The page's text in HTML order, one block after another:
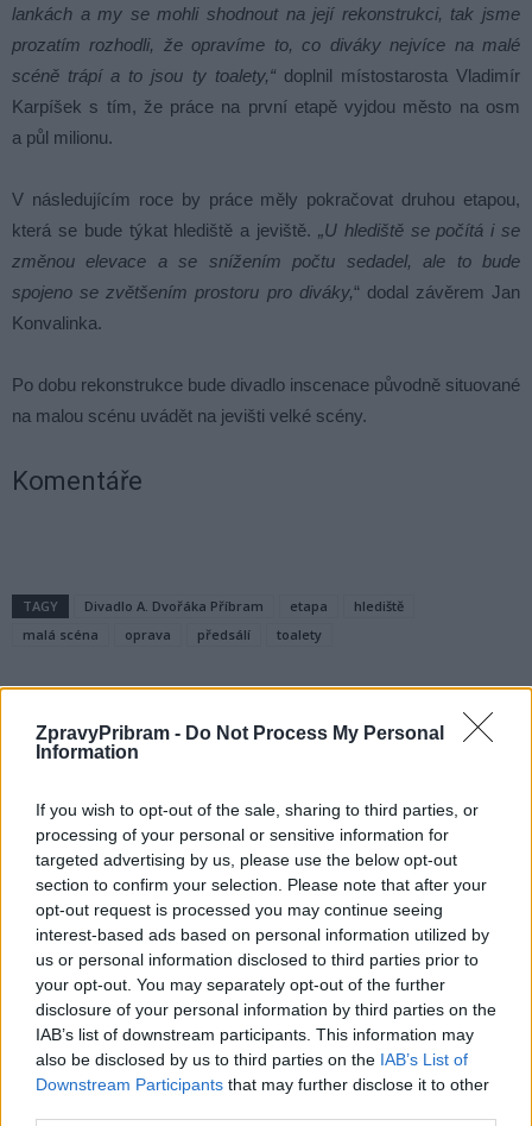
ZpravyPribram - Do Not Process My Personal
Information
If you wish to opt-out of the sale, sharing to third parties, or
processing of your personal or sensitive information for
targeted advertising by us, please use the below opt-out
section to confirm your selection. Please note that after your
opt-out request is processed you may continue seeing
interest-based ads based on personal information utilized by
us or personal information disclosed to third parties prior to
your opt-out. You may separately opt-out of the further
disclosure of your personal information by third parties on the
IAB’s list of downstream participants. This information may
also be disclosed by us to third parties on the IAB’s List of
Downstream Participants that may further disclose it to other
lankách a my se mohli shodnout na její rekonstrukci, tak jsme
prozatím rozhodli, že opravíme to, co diváky nejvíce na malé
scéně trápí a to jsou ty toalety,“doplnil místostarosta Vladimír
Karpíšek s tím, že práce na první etapě vyjdou město na osm
a půl milionu.
V následujícím roce by práce měly pokračovat druhou etapou,
která se bude týkat hlediště a jeviště. „U hlediště se počítá i se
změnou elevace a se snížením počtu sedadel, ale to bude
spojeno se zvětšením prostoru pro diváky,“ dodal závěrem Jan
Konvalinka.
Po dobu rekonstrukce bude divadlo inscenace původně situované
na malou scénu uvádět na jevišti velké scény.
Komentáře
TAGY Divadlo A. Dvořáka Příbram etapa
hlediště
malá scéna
oprava předsálí toalety
Předchozí článek
Strážníky ze dvora vyhnala
oprava střechy
Následující článek
Město mění první koše
v Pražské, řidičům, zdá se,
překáží
SOUVISEJÍCÍ ČLÁNKY
VÍCE OD AUTORA